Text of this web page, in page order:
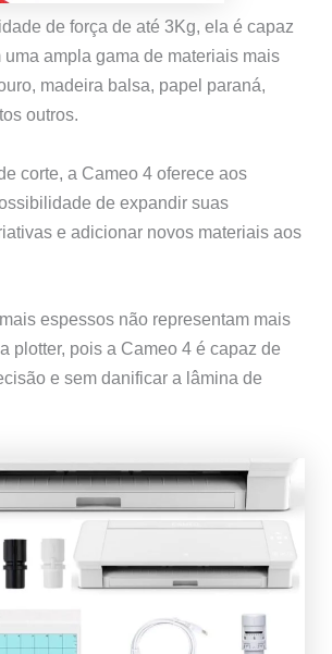
de força de até 3Kg, ela é capaz
uma ampla gama de materiais mais
madeira balsa, papel paraná,
outros.
corte, a Cameo 4 oferece aos
de expandir suas
e adicionar novos materiais aos
espessos não representam mais
plotter, pois a Cameo 4 é capaz de
e sem danificar a lâmina de